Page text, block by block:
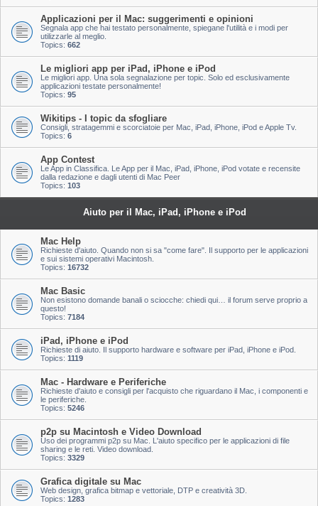
Applicazioni per il Mac: suggerimenti e opinioni
Segnala app che hai testato personalmente, spiegane l'utilità e i modi per
utilizzarle al meglio.
Topics: 662
Le migliori app per iPad, iPhone e iPod
Le migliori app. Una sola segnalazione per topic. Solo ed esclusivamente
applicazioni testate personalmente!
Topics: 95
Wikitips - I topic da sfogliare
Consigli, stratagemmi e scorciatoie per Mac, iPad, iPhone, iPod e Apple Tv.
Topics: 6
App Contest
Le App in Classifica. Le App per il Mac, iPad, iPhone, iPod votate e recensite
dalla redazione e dagli utenti di Mac Peer
Topics: 103
Aiuto per il Mac, iPad, iPhone e iPod
Mac Help
Richieste d'aiuto. Quando non si sa "come fare". Il supporto per le applicazioni
e sui sistemi operativi Macintosh.
Topics: 16732
Mac Basic
Non esistono domande banali o sciocche: chiedi qui… il forum serve proprio a
questo!
Topics: 7184
iPad, iPhone e iPod
Richieste di aiuto. Il supporto hardware e software per iPad, iPhone e iPod.
Topics: 1119
Mac - Hardware e Periferiche
Richieste d'aiuto e consigli per l'acquisto che riguardano il Mac, i componenti e
le periferiche.
Topics: 5246
p2p su Macintosh e Video Download
Uso dei programmi p2p su Mac. L'aiuto specifico per le applicazioni di file
sharing e le reti. Video download.
Topics: 3329
Grafica digitale su Mac
Web design, grafica bitmap e vettoriale, DTP e creatività 3D.
Topics: 1283